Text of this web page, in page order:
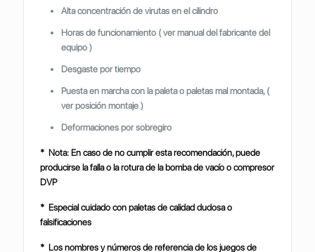
Alta concentración de virutas en el cilindro
Horas de funcionamiento ( ver manual del fabricante del
equipo )
Desgaste por tiempo
Puesta en marcha con la paleta o paletas mal montada, (
ver posición montaje )
Deformaciones por sobregiro
* Nota: En caso de no cumplir esta recomendación, puede
producirse la falla o la rotura de la bomba de vacío o compresor
DVP
* Especial cuidado con paletas de calidad dudosa o
falsificaciones
* Los nombres y números de referencia de los juegos de